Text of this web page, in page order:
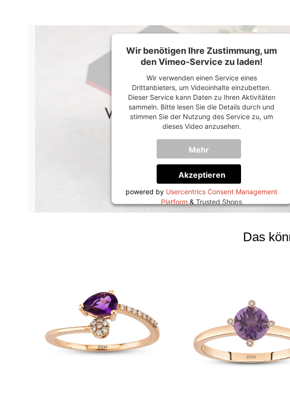
Wir benötigen Ihre Zustimmung, um
den Vimeo-Service zu laden!
Wir verwenden einen Service eines
Drittanbieters, um Videoinhalte einzubetten.
Dieser Service kann Daten zu Ihren Aktivitäten
sammeln. Bitte lesen Sie die Details durch und
stimmen Sie der Nutzung des Service zu, um
dieses Video anzusehen.
Mehr
Informationen
Akzeptieren
powered by Usercentrics Consent Management
Platform&Trusted Shops
Das